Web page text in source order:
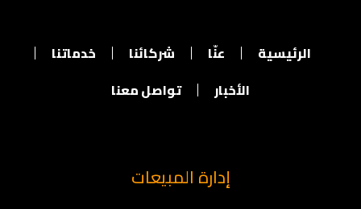
الرئيسية عنّا شركائنا
خدماتنا
الأخبار
تواصل معنا
إدارة المبيعات